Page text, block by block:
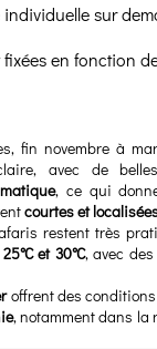
sur
en fonction
fin novembre à
avec de
, ce qui
courtes et
restent très
25°C et 30°C, avec
offrent des
, notamment dans la